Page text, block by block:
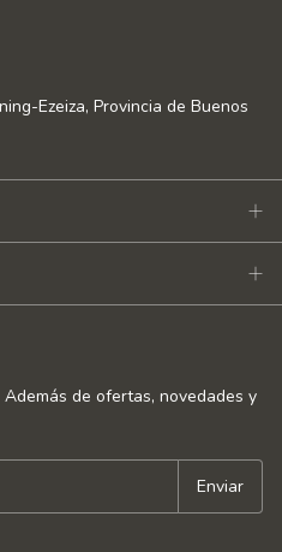
Ezeiza, Provincia de Buenos
de ofertas, novedades y